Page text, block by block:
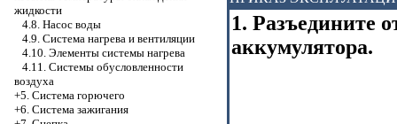
жидкости
4.8. Насос воды
4.9. Система нагрева и вентиляции
4.10. Элементы системы нагрева
4.11. Системы обусловленности
воздуха
+5. Система горючего
+6. Система зажигания
1. Разъедините
аккумулятора.